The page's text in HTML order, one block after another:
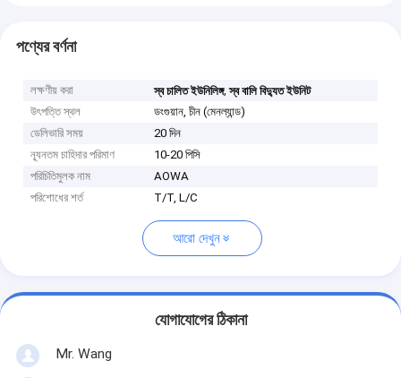
পণ্যের বর্ণনা
লক্ষণীয় করা স্ব চালিত ইউনিলিঙ্গ,স্ব বালি বিদ্যুত ইউনিট
উৎপত্তি স্থল
ডংগুয়ান, চীন (মেনল্যান্ড)
ডেলিভারি সময়
20 দিন
ন্যূনতম চাহিদার পরিমাণ
10-20 পিসি
পরিচিতিমুলক নাম
AOWA
পরিশোধের শর্ত
T/T, L/C
আরো দেখুন
যোগাযোগের ঠিকানা
Mr. Wang